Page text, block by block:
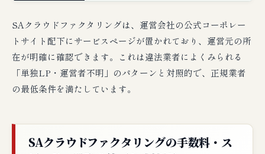
SAクラウドファクタリングは、運営会社の公式コーポレー
トサイト配下にサービスページが置かれており、運営元の所
在が明確に確認できます。これは違法業者によくみられる
「単独LP・運営者不明」のパターンと対照的で、正規業者
の最低条件を満たしています。
SAクラウドファクタリングの手数料・ス